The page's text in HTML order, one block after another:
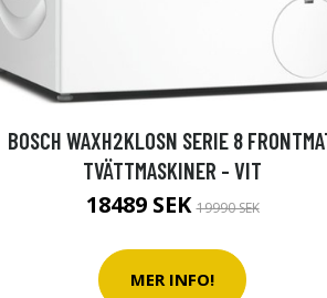
BOSCH WAXH2KLOSN SERIE 8
TVÄTTMASKINER - VIT
18489 SEK19990 SEK
MER INFO!